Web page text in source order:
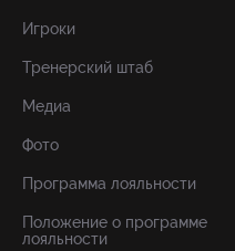
Игроки
Тренерский штаб
Медиа
Фото
Программа лояльности
Положение о программе
лояльности